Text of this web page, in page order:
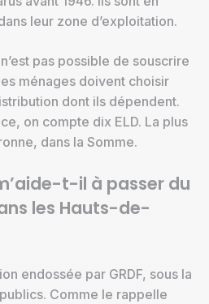
leur zone d’exploitation.
pas possible de souscrire
ménages doivent choisir
dont ils dépendent.
on compte dix ELD. La plus
dans la Somme.
t-il à passer du
les Hauts-de-
endossée par GRDF, sous la
Comme le rappelle